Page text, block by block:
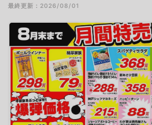
最終更新：2026/08/01